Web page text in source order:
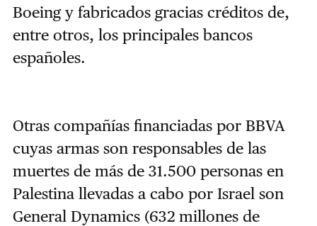
Boeing y fabricados gracias créditos de,
entre otros, los principales bancos
españoles.
Otras compañías financiadas por BBVA
cuyas armas son responsables de las
muertes de más de 31.500 personas en
Palestina llevadas a cabo por Israel son
General Dynamics (632 millones de